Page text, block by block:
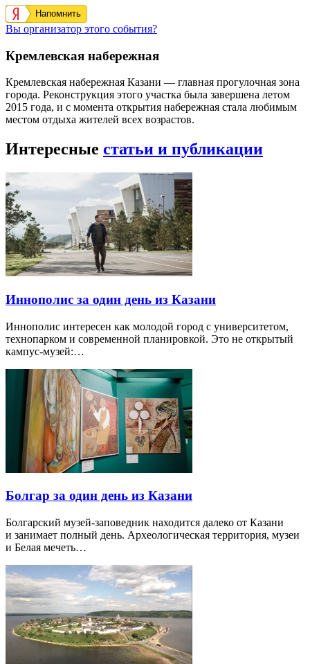
Напомнить
Вы организатор этого события?
Кремлевская набережная
Кремлевская набережная Казани — главная прогулочная зона
города. Реконструкция этого участка была завершена летом
2015 года, и с момента открытия набережная стала любимым
местом отдыха жителей всех возрастов.
Интересные статьи и публикации
Иннополис за один день из Казани
Иннополис интересен как молодой город с университетом,
технопарком и современной планировкой. Это не открытый
кампус-музей:…
Болгар за один день из Казани
Болгарский музей-заповедник находится далеко от Казани
и занимает полный день. Археологическая территория, музеи
и Белая мечеть…